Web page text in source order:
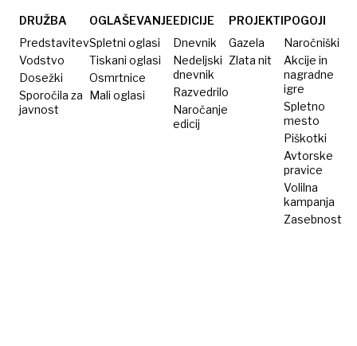
DRUŽBA
Predstavitev
Vodstvo
Dosežki
Sporočila za
javnost
OGLAŠEVANJE
Spletni oglasi
Tiskani oglasi
Osmrtnice
Mali oglasi
EDICIJE
Dnevnik
Nedeljski
dnevnik
Razvedrilo
Naročanje
edicij
PROJEKTI
Gazela
Zlata nit
POGOJI
Naročniški
Akcije in
nagradne
igre
Spletno
mesto
Piškotki
Avtorske
pravice
Volilna
kampanja
Zasebnost